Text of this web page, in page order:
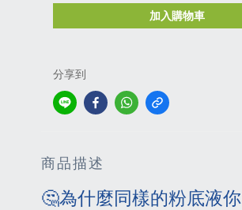
加入購物車
分享到
商品描述
🤔為什麼同樣的粉底液